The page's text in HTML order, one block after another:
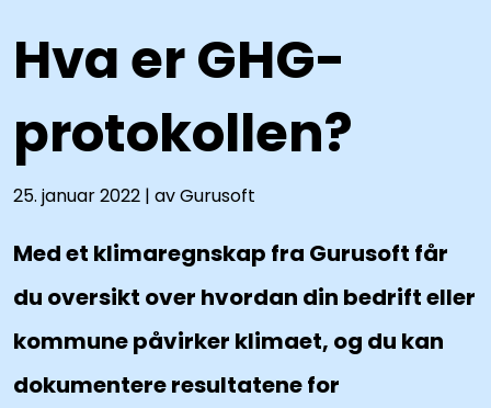
Hva er GHG-
protokollen?
25. januar 2022 | av Gurusoft
Med et klimaregnskap fra Gurusoft får
du oversikt over hvordan din bedrift eller
kommune påvirker klimaet, og du kan
dokumentere resultatene for